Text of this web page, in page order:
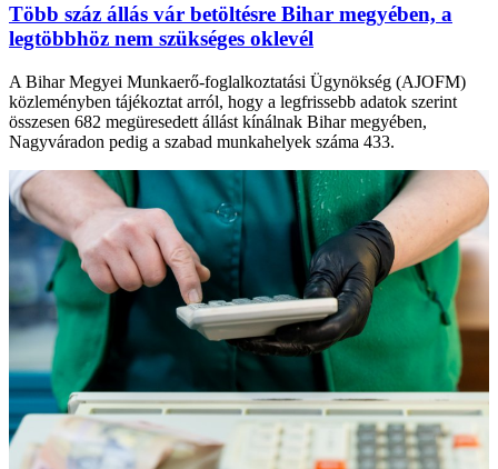
Több száz állás vár betöltésre Bihar megyében, a
legtöbbhöz nem szükséges oklevél
A Bihar Megyei Munkaerő-foglalkoztatási Ügynökség (AJOFM)
közleményben tájékoztat arról, hogy a legfrissebb adatok szerint
összesen 682 megüresedett állást kínálnak Bihar megyében,
Nagyváradon pedig a szabad munkahelyek száma 433.